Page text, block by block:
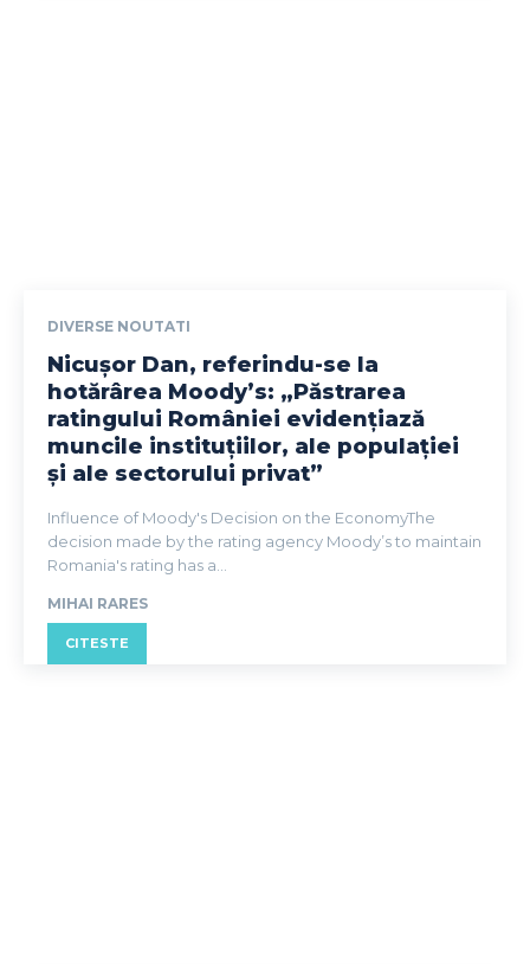
DIVERSE NOUTATI
Nicușor Dan, referindu-se la
hotărârea Moody’s: „Păstrarea
ratingului României evidențiază
muncile instituțiilor, ale populației
și ale sectorului privat”
Influence of Moody's Decision on the EconomyThe
decision made by the rating agency Moody’s to maintain
Romania's rating has a...
MIHAI RARES
CITESTE